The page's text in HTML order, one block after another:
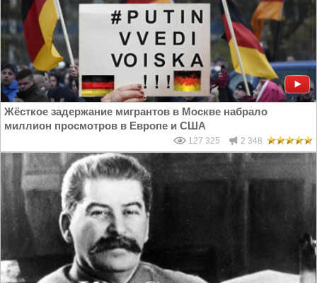
Жёсткое задержание мигрантов в Москве набрало
миллион просмотров в Европе и США
127 325 2 348